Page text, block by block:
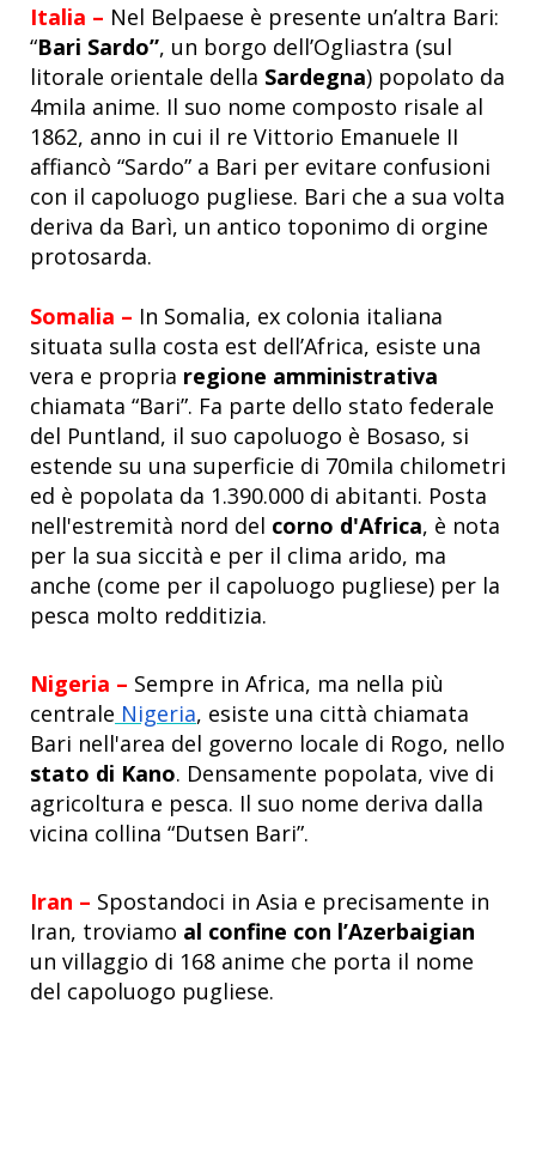
Italia – Nel Belpaese è presente un’altra Bari:
“Bari Sardo”, un borgo dell’Ogliastra (sul
litorale orientale della Sardegna) popolato da
4mila anime. Il suo nome composto risale al
1862, anno in cui il re Vittorio Emanuele II
affiancò “Sardo” a Bari per evitare confusioni
con il capoluogo pugliese. Bari che a sua volta
deriva da Barì, un antico toponimo di orgine
protosarda.
Somalia – In Somalia, ex colonia italiana
situata sulla costa est dell’Africa, esiste una
vera e propria regione amministrativa
chiamata “Bari”. Fa parte dello stato federale
del Puntland, il suo capoluogo è Bosaso, si
estende su una superficie di 70mila chilometri
ed è popolata da 1.390.000 di abitanti. Posta
nell'estremità nord del corno d'Africa, è nota
per la sua siccità e per il clima arido, ma
anche (come per il capoluogo pugliese) per la
pesca molto redditizia.
Nigeria – Sempre in Africa, ma nella più
centrale Nigeria, esiste una città chiamata
Bari nell'area del governo locale di Rogo, nello
stato di Kano. Densamente popolata, vive di
agricoltura e pesca. Il suo nome deriva dalla
vicina collina “Dutsen Bari”.
Iran – Spostandoci in Asia e precisamente in
Iran, troviamo al confine con l’Azerbaigian
un villaggio di 168 anime che porta il nome
del capoluogo pugliese.